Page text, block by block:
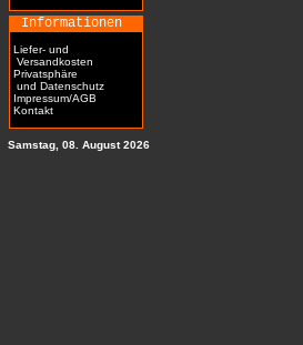
Informationen
Liefer- und
Versandkosten
Privatsphäre
und Datenschutz
Impressum/AGB
Kontakt
Samstag, 08. August 2026